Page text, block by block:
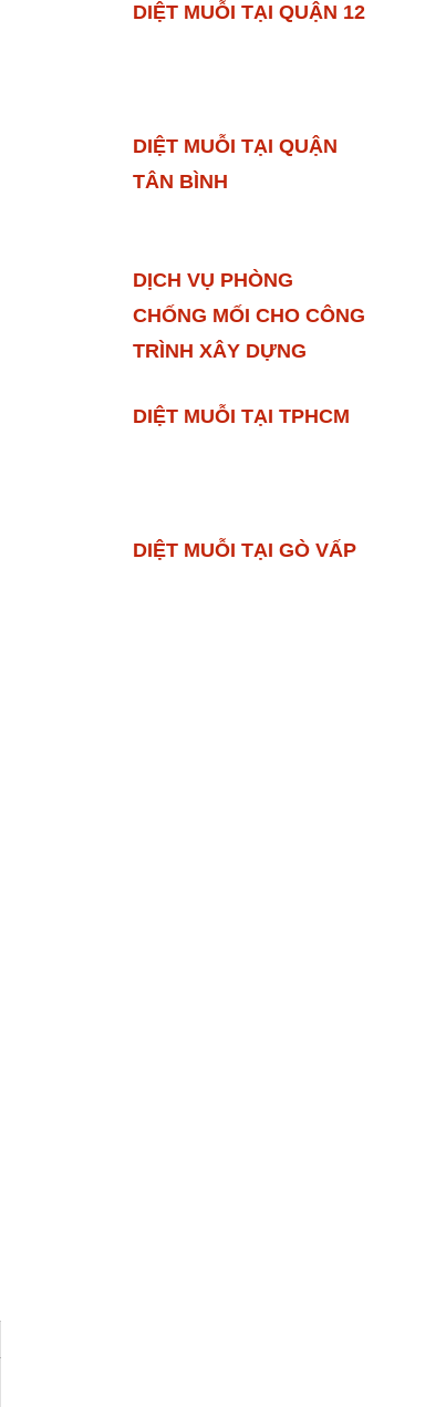
DIỆT MUỖI TẠI QUẬN 12
DIỆT MUỖI TẠI QUẬN
TÂN BÌNH
DỊCH VỤ PHÒNG
CHỐNG MỐI CHO CÔNG
TRÌNH XÂY DỰNG
DIỆT MUỖI TẠI TPHCM
DIỆT MUỖI TẠI GÒ VẤP